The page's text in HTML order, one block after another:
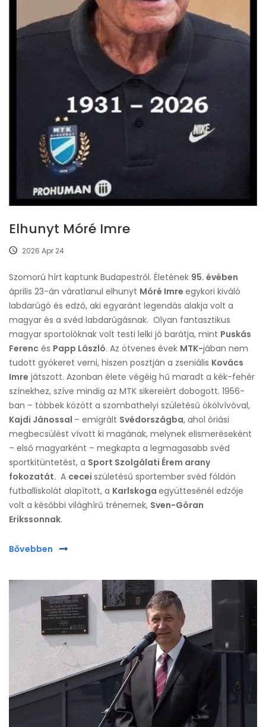
Elhunyt Móré Imre
2026 Apr 24
Szomorú hírt kaptunk Budapestről. Életének 95. évében
április 23-án váratlanul elhunyt Móré Imre egykori kiváló
labdarúgó és edző, aki egyaránt legendás alakja volt a
magyar és a svéd labdarúgásnak. Olyan fantasztikus
magyar sportolóknak volt testi lelki jó barátja, mint Puskás
Ferenc és Papp László. Az ötvenes évek MTK-jában nem
tudott gyökeret verni, hiszen posztján a zseniális Kovács
Imre játszott. Azonban élete végéig hű maradt a kék-fehér
színekhez, szíve mindig az MTK sikereiért dobogott. 1956-
ban – többek között a szombathelyi születésű ökölvívóval,
Kajdi Jánossal – emigrált Svédországba, ahol óriási
megbecsülést vívott ki magának, melynek elismeréseként
– első magyarként – megkapta a legmagasabb svéd
sportkitüntetést, a Sport Szolgálati Érem arany
fokozatát. A cecei születésű sportember svéd földön
futballiskolát alapított, a Karlskoga együttesénél edzője
volt a későbbi világhírű trénernek, Sven-Göran
Erikssonnak.
Bővebben